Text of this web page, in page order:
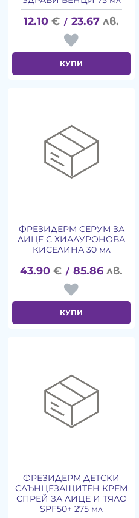
12.10 € / 23.67 лв.
КУПИ
ФРЕЗИДЕРМ СЕРУМ ЗА
ЛИЦЕ С ХИАЛУРОНОВА
КИСЕЛИНА 30 мл
43.90 € / 85.86 лв.
КУПИ
ФРЕЗИДЕРМ ДЕТСКИ
СЛЪНЦЕЗАЩИТЕН КРЕМ
СПРЕЙ ЗА ЛИЦЕ И ТЯЛО
SPF50+ 275 мл